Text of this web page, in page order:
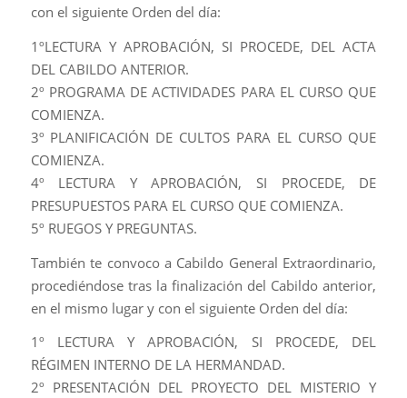
con el siguiente Orden del día:
1ºLECTURA Y APROBACIÓN, SI PROCEDE, DEL ACTA
DEL CABILDO ANTERIOR.
2º PROGRAMA DE ACTIVIDADES PARA EL CURSO QUE
COMIENZA.
3º PLANIFICACIÓN DE CULTOS PARA EL CURSO QUE
COMIENZA.
4º LECTURA Y APROBACIÓN, SI PROCEDE, DE
PRESUPUESTOS PARA EL CURSO QUE COMIENZA.
5º RUEGOS Y PREGUNTAS.
También te convoco a Cabildo General Extraordinario,
procediéndose tras la finalización del Cabildo anterior,
en el mismo lugar y con el siguiente Orden del día:
1º LECTURA Y APROBACIÓN, SI PROCEDE, DEL
RÉGIMEN INTERNO DE LA HERMANDAD.
2º PRESENTACIÓN DEL PROYECTO DEL MISTERIO Y